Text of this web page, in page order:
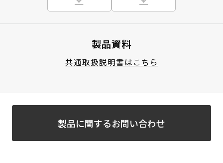
製品資料
共通取扱説明書はこちら
製品に関するお問い合わせ